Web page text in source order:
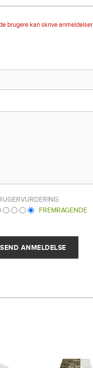
brugere kan skrive anmeldelser
FREMRAGENDE